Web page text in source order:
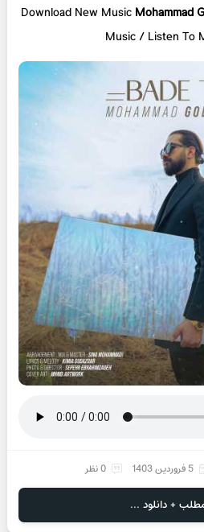
Download New Music Mohammad
Music / Listen To
5 فروردین 1403 0 نظر
+ دانلود ...